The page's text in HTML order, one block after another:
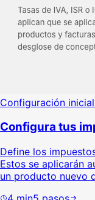
Configuración inicial
Configura tus
Define los
Estos se aplicarán
un producto nuevo